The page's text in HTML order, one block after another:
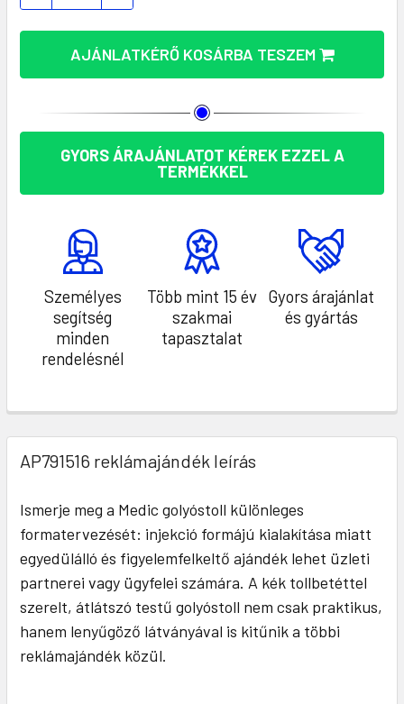
AJÁNLATKÉRŐ KOSÁRBA TESZEM
GYORS ÁRAJÁNLATOT KÉREK EZZEL A
TERMÉKKEL
Személyes
segítség
minden
rendelésnél
Több mint 15 év
szakmai
tapasztalat
Gyors árajánlat
és gyártás
AP791516 reklámajándék leírás
Ismerje meg a Medic golyóstoll különleges
formatervezését: injekció formájú kialakítása miatt
egyedülálló és figyelemfelkeltő ajándék lehet üzleti
partnerei vagy ügyfelei számára. A kék tollbetéttel
szerelt, átlátszó testű golyóstoll nem csak praktikus,
hanem lenyűgöző látványával is kitűnik a többi
reklámajándék közül.